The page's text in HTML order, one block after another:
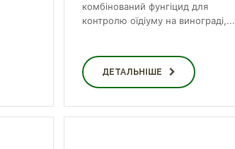
комбінований фунгіцид для
контролю оїдіуму на винограді,...
ДЕТАЛЬНІШЕ